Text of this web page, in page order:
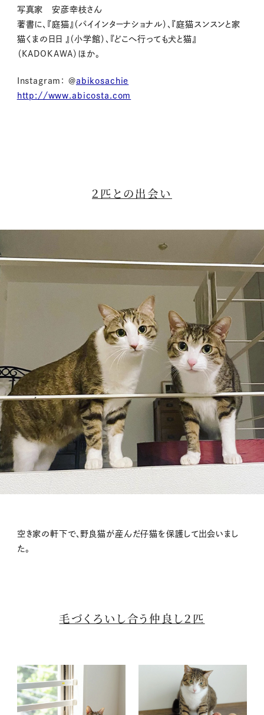
写真家 安彦幸枝さん
著書に、『庭猫』（パイインターナショナル）、『庭猫スンスンと家
猫くまの日日 』（小学館）、『どこへ行っても犬と猫』
（KADOKAWA）ほか。
Instagram： ＠abikosachie
http://www.abicosta.com
２匹との出会い
空き家の軒下で、野良猫が産んだ仔猫を保護して出会いまし
た。
毛づくろいし合う仲良し２匹